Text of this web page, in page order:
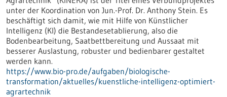
unter der Koordination von Jun.-Prof. Dr. Anthony Stein. Es
beschäftigt sich damit, wie mit Hilfe von Künstlicher
Intelligenz (KI) die Bestandesetablierung, also die
Bodenbearbeitung, Saatbettbereitung und Aussaat mit
besserer Auslastung, robuster und bedienbarer gestaltet
werden kann.
https://www.bio-pro.de/aufgaben/biologische-
transformation/aktuelles/kuenstliche-intelligenz-optimiert-
agrartechnik